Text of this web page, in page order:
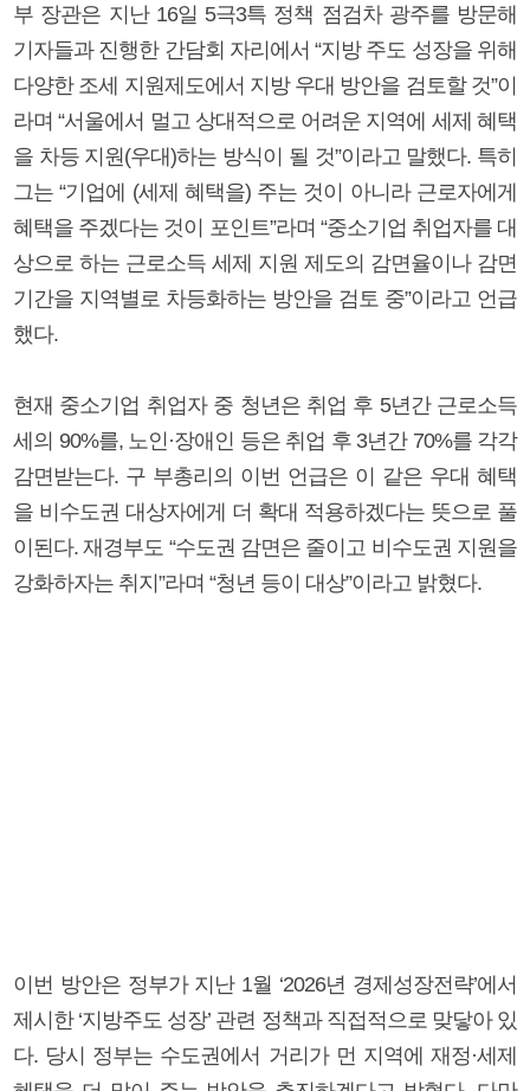
부 장관은 지난 16일 5극3특 정책 점검차 광주를 방문해
기자들과 진행한 간담회 자리에서 “지방 주도 성장을 위해
다양한 조세 지원제도에서 지방 우대 방안을 검토할 것”이
라며 “서울에서 멀고 상대적으로 어려운 지역에 세제 혜택
을 차등 지원(우대)하는 방식이 될 것”이라고 말했다. 특히
그는 “기업에 (세제 혜택을) 주는 것이 아니라 근로자에게
혜택을 주겠다는 것이 포인트”라며 “중소기업 취업자를 대
상으로 하는 근로소득 세제 지원 제도의 감면율이나 감면
기간을 지역별로 차등화하는 방안을 검토 중”이라고 언급
했다.
현재 중소기업 취업자 중 청년은 취업 후 5년간 근로소득
세의 90%를, 노인·장애인 등은 취업 후 3년간 70%를 각각
감면받는다. 구 부총리의 이번 언급은 이 같은 우대 혜택
을 비수도권 대상자에게 더 확대 적용하겠다는 뜻으로 풀
이된다. 재경부도 “수도권 감면은 줄이고 비수도권 지원을
강화하자는 취지”라며 “청년 등이 대상”이라고 밝혔다.
이번 방안은 정부가 지난 1월 ‘2026년 경제성장전략’에서
제시한 ‘지방주도 성장’ 관련 정책과 직접적으로 맞닿아 있
다. 당시 정부는 수도권에서 거리가 먼 지역에 재정·세제